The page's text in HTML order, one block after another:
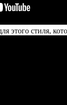
этого стиля,